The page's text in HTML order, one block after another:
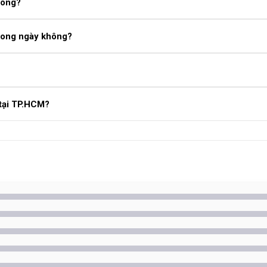
nhận sạc, bạn hoàn toàn có thể thay mới. Việc thay chân
tâm uy tín.
ngày không?
– 60 phút. Với trường hợp bo mạch phức tạp, kỹ thuật viên sẽ
tùy theo model máy. Để biết chính xác giá cho dòng
mới nhất.
TP.HCM?